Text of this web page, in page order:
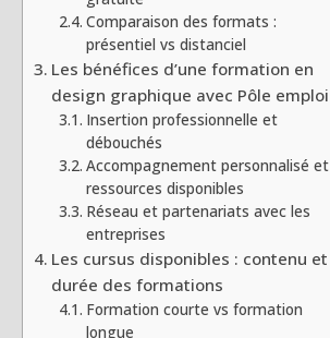
Comparaison des formats :
présentiel vs distanciel
Les bénéfices d’une formation en
design graphique avec Pôle emploi
Insertion professionnelle et
débouchés
Accompagnement personnalisé et
ressources disponibles
Réseau et partenariats avec les
entreprises
Les cursus disponibles : contenu et
durée des formations
Formation courte vs formation
longue